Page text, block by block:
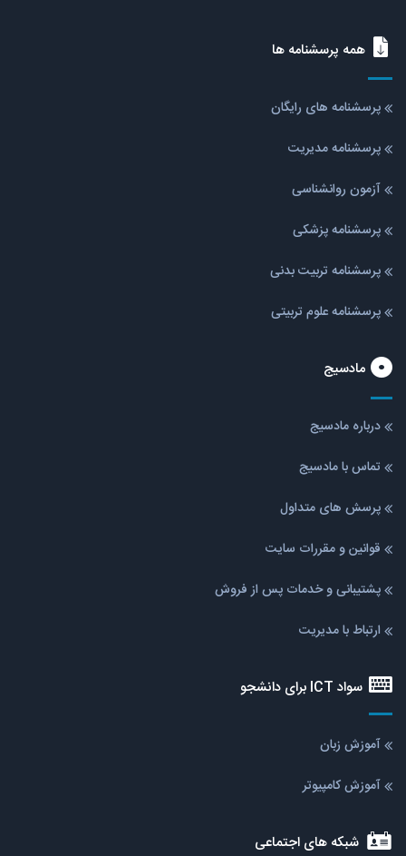
همه پرسشنامه ها
پرسشنامه های رایگان
پرسشنامه مدیریت
آزمون روانشناسی
پرسشنامه پزشکی
پرسشنامه تربیت بدنی
پرسشنامه علوم تربیتی
مادسیج
درباره مادسیج
تماس با مادسیج
پرسش های متداول
قوانین و مقررات سایت
پشتیبانی و خدمات پس از فروش
ارتباط با مدیریت
سواد ICT برای دانشجو
آموزش زبان
آموزش کامپیوتر
شبکه های اجتماعی